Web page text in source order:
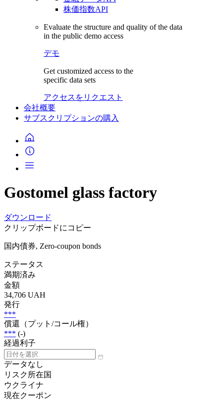
株価指数API
Evaluate the structure and quality of the data
in the public demo access
デモ
Get customized access to the
specific data sets
アクセスをリクエスト
会社概要
サブスクリプションの購入
Gostomel glass factory
ダウンロード
クリップボードにコピー
国内債券, Zero-coupon bonds
ステータス
満期済み
金額
34,706 UAH
発行
***
償還（プット/コール権）
*** (-)
経過利子
データなし
リスク所在国
ウクライナ
現在クーポン